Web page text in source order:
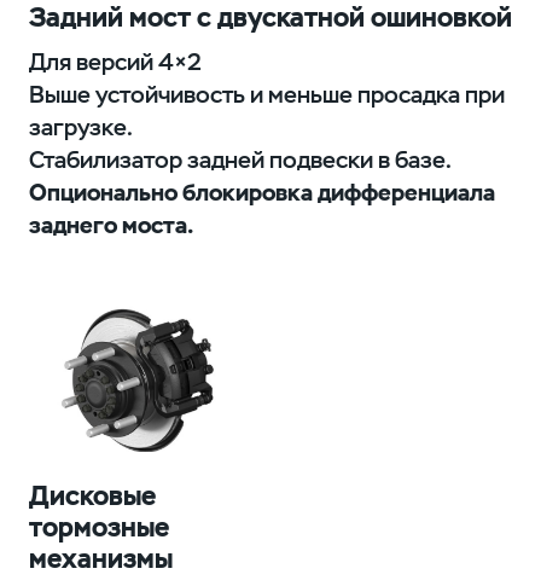
Задний мост с двускатной ошиновкой
Для версий 4×2
Выше устойчивость и меньше просадка при
загрузке.
Стабилизатор задней подвески в базе.
Опционально блокировкадифференциала
заднего моста.
Дисковые
тормозные
механизмы